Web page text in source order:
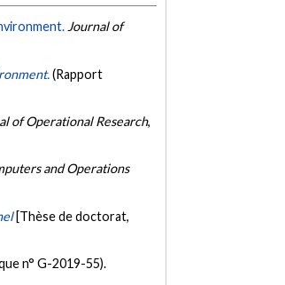
Journal of
(Rapport
of Operational Research,
and Operations
[Thèse de doctorat,
n° G-2019-55).